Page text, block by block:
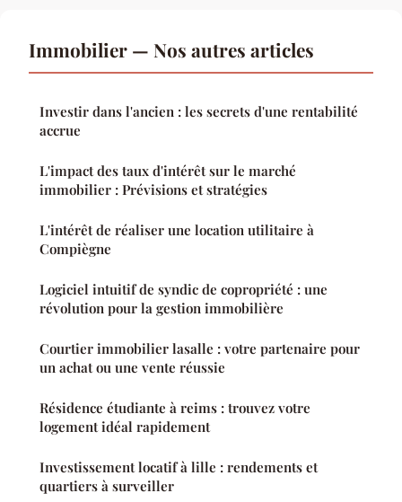
Immobilier — Nos autres articles
Investir dans l'ancien : les secrets d'une rentabilité
accrue
L'impact des taux d'intérêt sur le marché
immobilier : Prévisions et stratégies
L'intérêt de réaliser une location utilitaire à
Compiègne
Logiciel intuitif de syndic de copropriété : une
révolution pour la gestion immobilière
Courtier immobilier lasalle : votre partenaire pour
un achat ou une vente réussie
Résidence étudiante à reims : trouvez votre
logement idéal rapidement
Investissement locatif à lille : rendements et
quartiers à surveiller